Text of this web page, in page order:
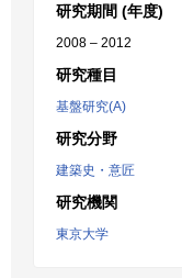
研究期間 (年度)
2008 – 2012
研究種目
基盤研究(A)
研究分野
建築史・意匠
研究機関
東京大学